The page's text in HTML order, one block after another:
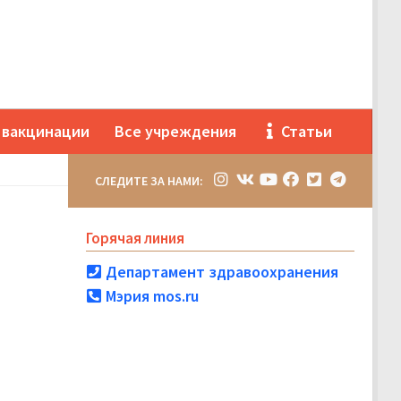
вакцинации Все учреждения Статьи
СЛЕДИТЕ ЗА НАМИ:
Горячая линия
Департамент здравоохранения
Мэрия mos.ru